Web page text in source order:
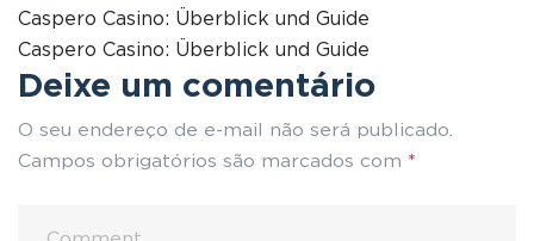
Caspero Casino: Überblick und Guide
Caspero Casino: Überblick und Guide
Deixe um comentário
O seu endereço de e-mail não será publicado.
Campos obrigatórios são marcados com *